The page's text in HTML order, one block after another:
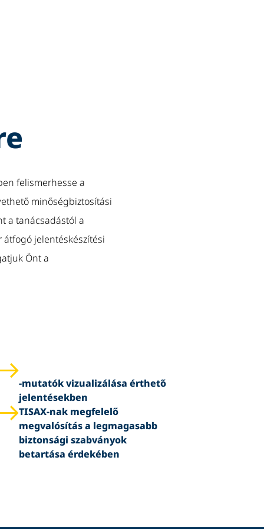
felismerhesse a
minőségbiztosítási
a tanácsadástól a
átfogó jelentéskészítési
Önt a
-mutatók vizualizálása érthető
jelentésekben
TISAX-nak megfelelő
megvalósítás a legmagasabb
biztonsági szabványok
betartása érdekében